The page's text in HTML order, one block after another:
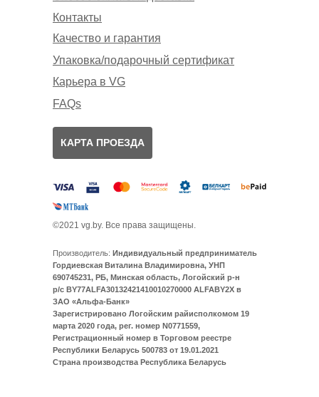
Производитель: Индивидуальный предприниматель
Гордиевская Виталина Владимировна, УНП
690745231, РБ, Минская область, Логойский р-н
р/с BY77ALFA30132421410010270000 ALFABY2X в
ЗАО «Альфа-Банк»
Зарегистрировано Логойским райисполкомом 19
марта 2020 года, рег. номер N0771559,
Регистрационный номер в Торговом реестре
Республики Беларусь 500783 от 19.01.2021
Страна производства Республика Беларусь
Контакты
КАРТА ПРОЕЗДА
Упаковка/подарочный сертификат
FAQs
Карьера в VG
©2021 vg.by. Все права защищены.
Качество и гарантия